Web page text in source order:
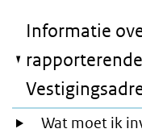
Informatie
Wat moet ik